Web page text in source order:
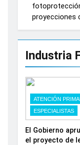
proyecciones
Industria
ATENCIÓN
ESPECIALISTAS
El Gobierno
el proyecto de